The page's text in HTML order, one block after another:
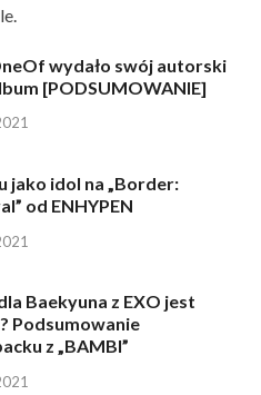
wydało swój autorski
[PODSUMOWANIE]
jako idol na „Border:
od ENHYPEN
Baekyuna z EXO jest
Podsumowanie
z „BAMBI”